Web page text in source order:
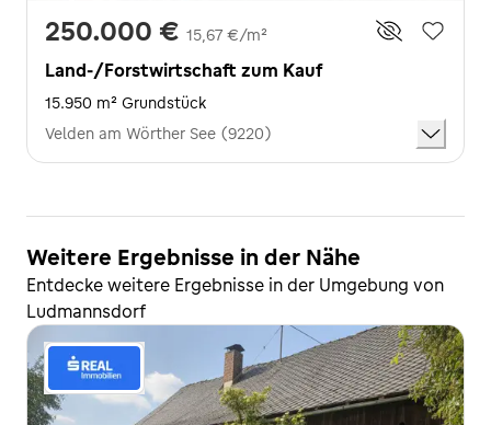
250.000 € 15,67 €/m²
Land-/Forstwirtschaft zum Kauf
15.950 m² Grundstück
Velden am Wörther See (9220)
Weitere Ergebnisse in der Nähe
Entdecke weitere Ergebnisse in der Umgebung von
Ludmannsdorf